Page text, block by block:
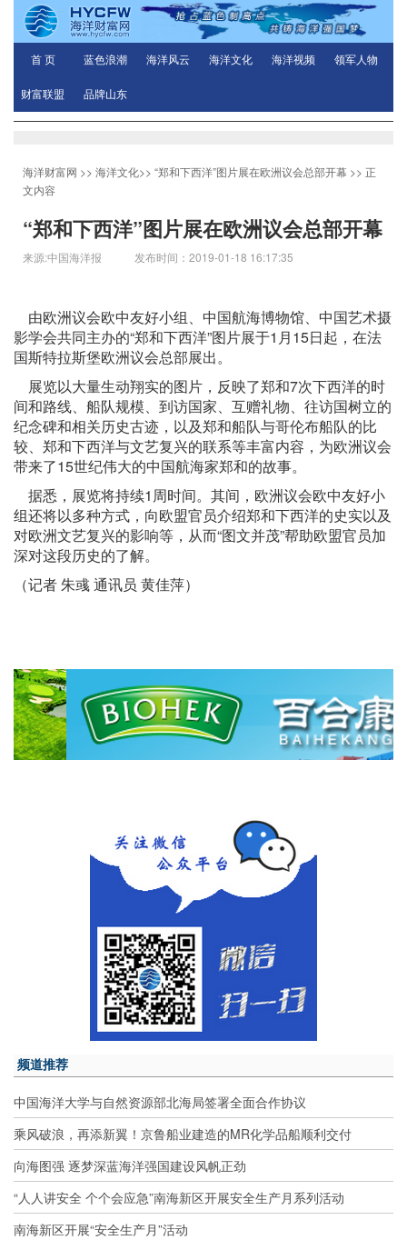
首 页 蓝色浪潮 海洋风云 海洋文化 海洋视频 领军人物
财富联盟 品牌山东
海洋财富网 >> 海洋文化>> “郑和下西洋”图片展在欧洲议会总部开幕 >> 正
文内容
“郑和下西洋”图片展在欧洲议会总部开幕
来源:中国海洋报 发布时间：2019-01-18 16:17:35
由欧洲议会欧中友好小组、中国航海博物馆、中国艺术摄
影学会共同主办的“郑和下西洋”图片展于1月15日起，在法
国斯特拉斯堡欧洲议会总部展出。
展览以大量生动翔实的图片，反映了郑和7次下西洋的时
间和路线、船队规模、到访国家、互赠礼物、往访国树立的
纪念碑和相关历史古迹，以及郑和船队与哥伦布船队的比
较、郑和下西洋与文艺复兴的联系等丰富内容，为欧洲议会
带来了15世纪伟大的中国航海家郑和的故事。
据悉，展览将持续1周时间。其间，欧洲议会欧中友好小
组还将以多种方式，向欧盟官员介绍郑和下西洋的史实以及
对欧洲文艺复兴的影响等，从而“图文并茂”帮助欧盟官员加
深对这段历史的了解。
（记者 朱彧 通讯员 黄佳萍）
频道推荐
中国海洋大学与自然资源部北海局签署全面合作协议
乘风破浪，再添新翼！京鲁船业建造的MR化学品船顺利交付
向海图强 逐梦深蓝海洋强国建设风帆正劲
“人人讲安全 个个会应急”南海新区开展安全生产月系列活动
南海新区开展“安全生产月”活动